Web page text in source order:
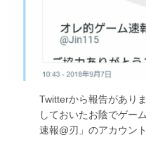
Twitterから報告があり
しておいたお陰でゲー
速報@刃」のアカウン